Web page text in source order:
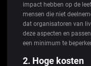
impact hebben op de
mensen die niet
dat organisatoren van
deze aspecten en
een minimum te
2. Hoge kosten